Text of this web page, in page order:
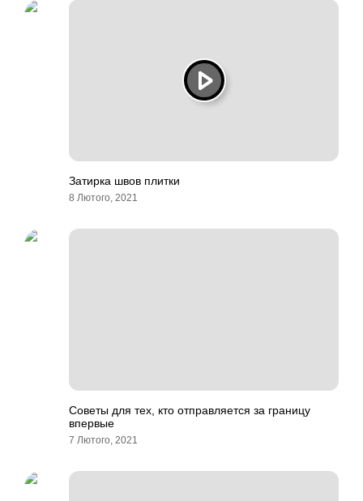
Затирка швов плитки
8 Лютого, 2021
Советы для тех, кто отправляется за границу
впервые
7 Лютого, 2021